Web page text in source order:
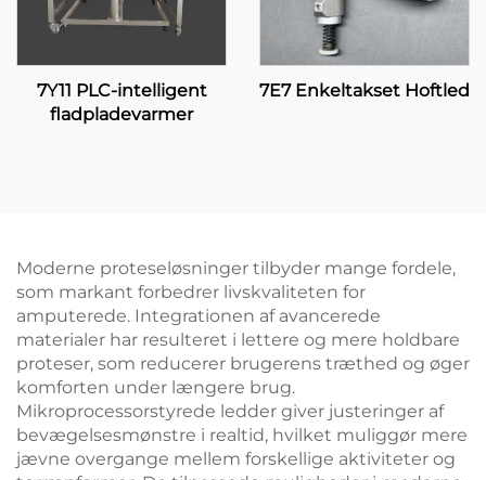
7Y11 PLC-intelligent
fladpladevarmer
7E7 Enkeltakset Hoftled
Moderne proteseløsninger tilbyder mange fordele,
som markant forbedrer livskvaliteten for
amputerede. Integrationen af avancerede
materialer har resulteret i lettere og mere holdbare
proteser, som reducerer brugerens træthed og øger
komforten under længere brug.
Mikroprocessorstyrede ledder giver justeringer af
bevægelsesmønstre i realtid, hvilket muliggør mere
jævne overgange mellem forskellige aktiviteter og